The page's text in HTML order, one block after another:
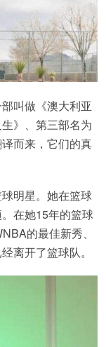
叫做《澳大利亚
》、第三部名为
而来，它们的真
明星。她在篮球
在她15年的篮球
的最佳新秀、
离开了篮球队。